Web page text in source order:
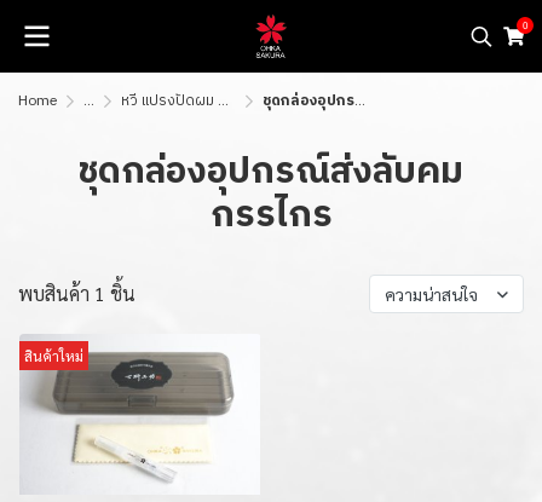
0
Home ... หวี แปรงปัดผม ผ้าคลุม กระเป๋าใส่กรรไกร ชุดกล่องอุปกรณ์ส่งลับคมกรรไกร
ชุดกล่องอุปกรณ์ส่งลับคม
กรรไกร
พบสินค้า 1 ชิ้น ความน่าสนใจ
สินค้าใหม่